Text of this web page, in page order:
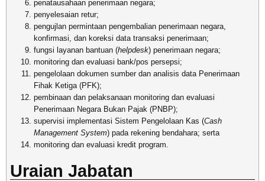
penatausahaan penerimaan negara;
penyelesaian retur;
pengujlan permintaan pengembalian penerimaan negara,
konfirmasi, dan koreksi data transaksi penerimaan;
fungsi layanan bantuan (helpdesk) penerimaan negara;
monitoring dan evaluasi bank/pos persepsi;
pengelolaan dokumen sumber dan analisis data Penerimaan
Fihak Ketiga (PFK);
pembinaan dan pelaksanaan monitoring dan evaluasi
Penerimaan Negara Bukan Pajak (PNBP);
supervisi implementasi Sistem Pengelolaan Kas (Cash
Management System) pada rekening bendahara; serta
monitoring dan evaluasi kredit program.
Uraian Jabatan